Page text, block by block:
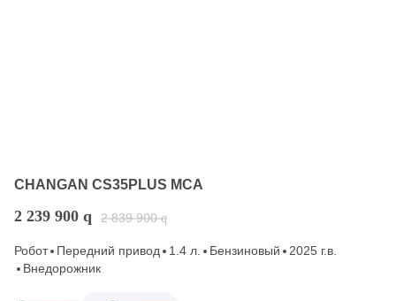
CHANGAN CS35PLUS MCA
2 239 900 q 2 839 900 q
Робот Передний привод 1.4 л. Бензиновый
2025 г.в.
Внедорожник